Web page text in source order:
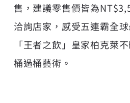
售，建議零售價皆為
洽詢店家，感受五連霸全
「王者之飲」皇家柏克萊
桶過桶藝術。